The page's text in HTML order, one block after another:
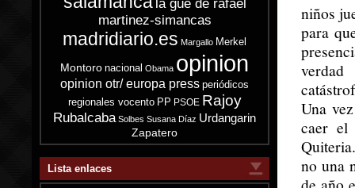
la güé de rafael
martinez-simancas
madridiario.es Margallo Merkel
Montoro nacional Obama opinion
opinion otr/ europa press periódicos
regionales vocento PP PSOE Rajoy
Rubalcaba Solbes Susana Díaz Urdangarin
Zapatero
Lista enlaces
niños
para
Una
caer el
no una